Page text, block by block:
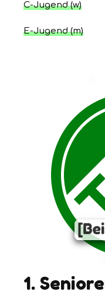
C-Jugend (w)
E-Jugend (m)
1.